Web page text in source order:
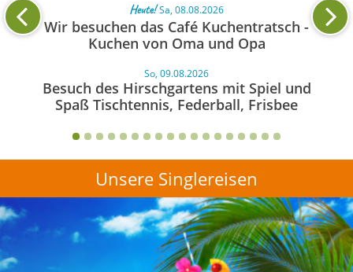
Heute! Sa, 08.08.2026
Wir besuchen das Café Kuchentratsch -
Kuchen von Oma und Opa
So, 09.08.2026
Besuch des Hirschgartens mit Spiel und
Spaß Tischtennis, Federball, Frisbee
Unsere Singlereisen